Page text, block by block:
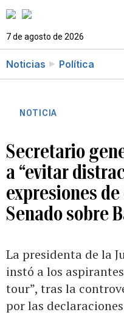
7 de agosto de 2026
Noticias Política
NOTICIA
Secretario
a “evitar
expresiones
Senado sobre
La presidenta de la
instó a los
tour”, tras la
por las